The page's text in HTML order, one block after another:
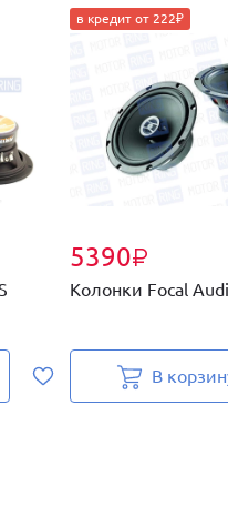
5390₽
в кредит от 222₽
Колонки Focal
В